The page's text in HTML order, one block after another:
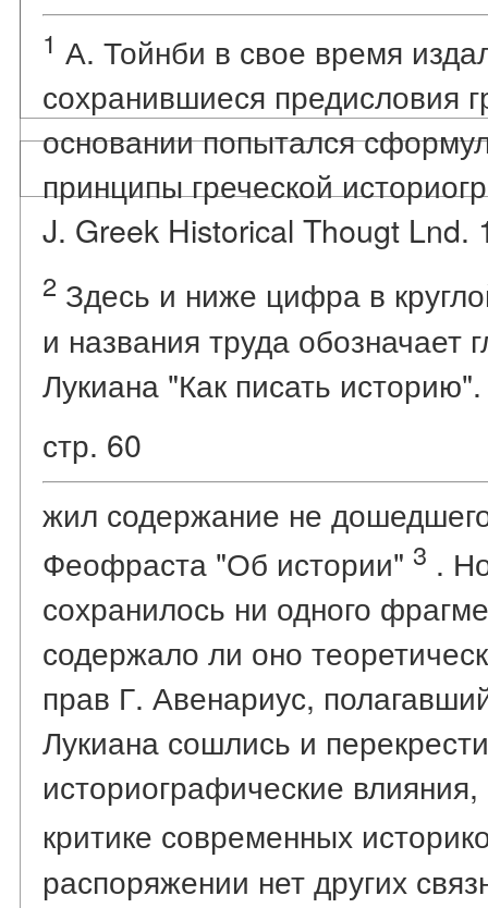
1 А. Тойнби в свое время
сохранившиеся предисловия
основании попытался
принципы греческой
J. Greek Historical Thougt Lnd.
2 Здесь и ниже цифра в
и названия труда обозначает
Лукиана "Как писать историю".
стр. 60
жил содержание не
Феофраста "Об истории" 3 .
сохранилось ни одного
содержало ли оно
прав Г. Авенариус,
Лукиана сошлись и
историографические
критике современных
распоряжении нет других